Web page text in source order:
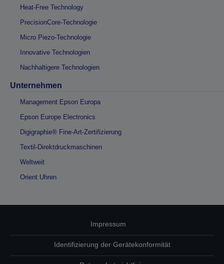
Heat-Free Technology
PrecisionCore-Technologie
Micro Piezo-Technologie
Innovative Technologien
Nachhaltigere Technologien
Unternehmen
Management Epson Europa
Epson Europe Electronics
Digigraphie® Fine-Art-Zertifizierung
Textil-Direktdruckmaschinen
Weltweit
Orient Uhren
Impressum
Identifizierung der Gerätekonformität